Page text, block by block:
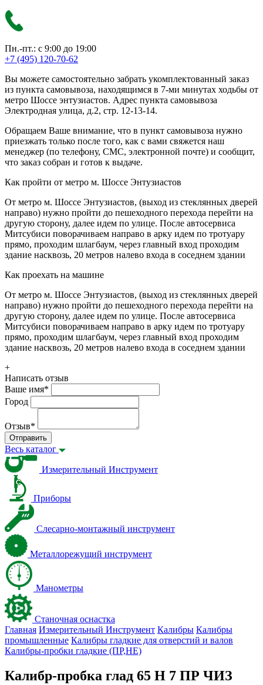
Пн.-пт.: с 9:00 до 19:00
+7 (495) 120-70-62
Вы можете самостоятельно забрать укомплектованный заказ
из пункта самовывоза, находящимся в 7-ми минутах ходьбы от
метро Шоссе энтузиастов. Адрес пункта самовывоза
Электродная улица, д.2, стр. 12-13-14.
Обращаем Ваше внимание, что в пункт самовывоза нужно
приезжать только после того, как с вами свяжется наш
менеджер (по телефону, СМС, электронной почте) и сообщит,
что заказ собран и готов к выдаче.
Как пройти от метро м. Шоссе Энтузиастов
От метро м. Шоссе Энтузиастов, (выход из стеклянных дверей
направо) нужно пройти до пешеходного перехода перейти на
другую сторону, далее идем по улице. После автосервиса
Митсубиси поворачиваем направо в арку идем по тротуару
прямо, проходим шлагбаум, через главный вход проходим
здание насквозь, 20 метров налево входа в соседнем здании
Как проехать на машине
От метро м. Шоссе Энтузиастов, (выход из стеклянных дверей
направо) нужно пройти до пешеходного перехода перейти на
другую сторону, далее идем по улице. После автосервиса
Митсубиси поворачиваем направо в арку идем по тротуару
прямо, проходим шлагбаум, через главный вход проходим
здание насквозь, 20 метров налево входа в соседнем здании
+
Написать отзыв
Ваше имя*
Город
Отзыв*
Отправить
Весь каталог
Измерительный Инструмент
Приборы
Слесарно-монтажный инструмент
Металлорежущий инструмент
Манометры
Станочная оснастка
Главная Измерительный Инструмент Калибры Калибры
промышленные Калибры гладкие для отверстий и валов
Калибры-пробки гладкие (ПР,НЕ)
Калибр-пробка глад 65 H 7 ПР ЧИЗ